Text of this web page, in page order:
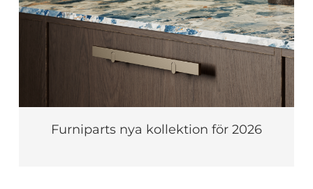
Furniparts nya kollektion för 2026